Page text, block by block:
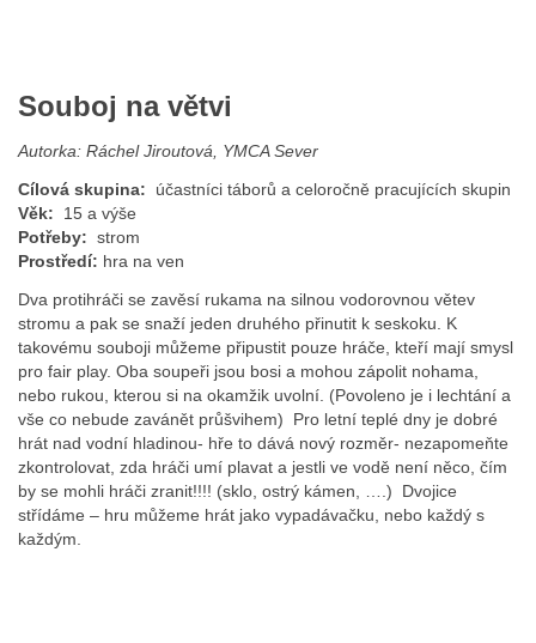
Souboj na větvi
Autorka: Ráchel Jiroutová, YMCA Sever
Cílová skupina: účastníci táborů a celoročně pracujících skupin
Věk: 15 a výše
Potřeby: strom
Prostředí: hra na ven
Dva protihráči se zavěsí rukama na silnou vodorovnou větev
stromu a pak se snaží jeden druhého přinutit k seskoku. K
takovému souboji můžeme připustit pouze hráče, kteří mají smysl
pro fair play. Oba soupeři jsou bosi a mohou zápolit nohama,
nebo rukou, kterou si na okamžik uvolní. (Povoleno je i lechtání a
vše co nebude zavánět průšvihem) Pro letní teplé dny je dobré
hrát nad vodní hladinou- hře to dává nový rozměr- nezapomeňte
zkontrolovat, zda hráči umí plavat a jestli ve vodě není něco, čím
by se mohli hráči zranit!!!! (sklo, ostrý kámen, ….) Dvojice
střídáme – hru můžeme hrát jako vypadávačku, nebo každý s
každým.